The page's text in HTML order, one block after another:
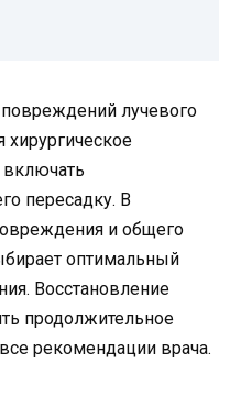
лучевого
хирургическое
пересадку. В
и общего
оптимальный
Восстановление
продолжительное
рекомендации врача.